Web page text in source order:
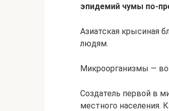
эпидемий чумы по-
Азиатская крысиная
людям.
Микроорганизмы —
Создатель первой в
местного населения.